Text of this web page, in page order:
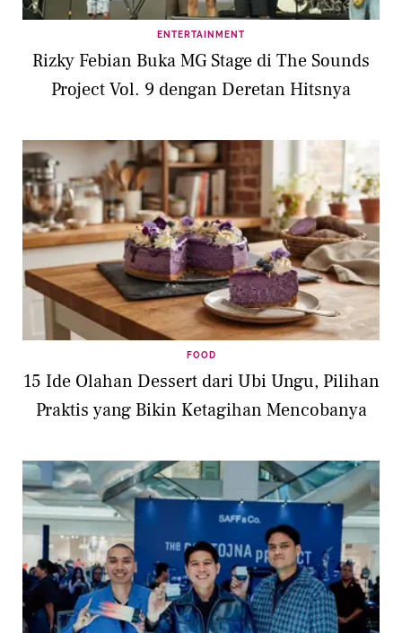
ENTERTAINMENT
Rizky Febian Buka MG Stage di The Sounds
Project Vol. 9 dengan Deretan Hitsnya
FOOD
15 Ide Olahan Dessert dari Ubi Ungu, Pilihan
Praktis yang Bikin Ketagihan Mencobanya